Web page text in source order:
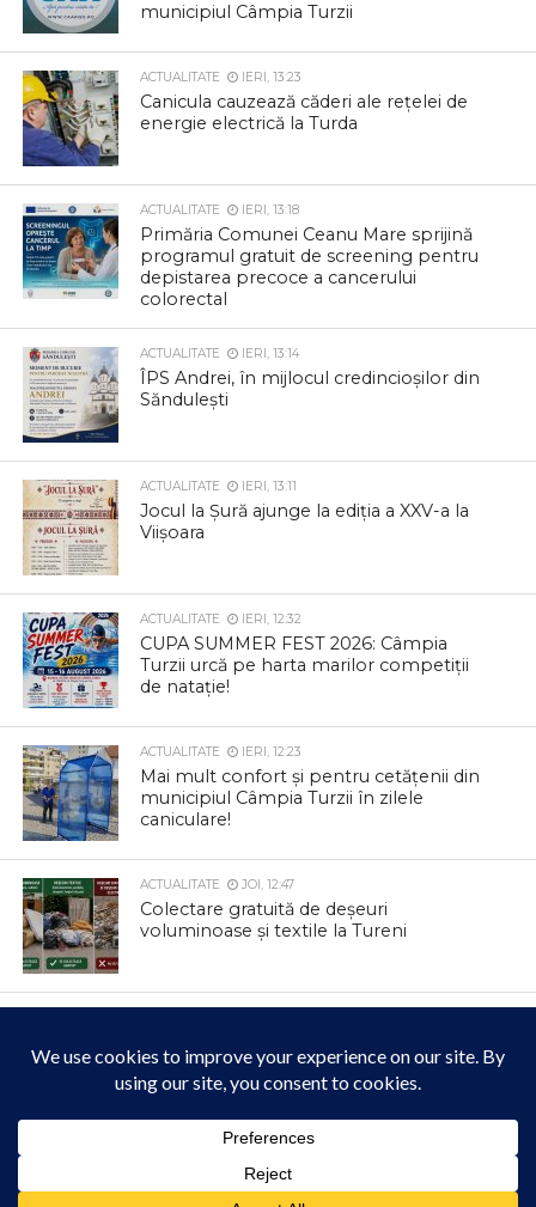
Acest site folosește cookies. Navigând în continuare, vă exprimați acordul asupra folosirii
cookie-urilor.
municipiul Câmpia Turzii
ACTUALITATE IERI, 13:23
Canicula cauzează căderi ale rețelei de
energie electrică la Turda
ACTUALITATE IERI, 13:18
Primăria Comunei Ceanu Mare sprijină
programul gratuit de screening pentru
depistarea precoce a cancerului
colorectal
ACTUALITATE IERI, 13:14
ÎPS Andrei, în mijlocul credincioșilor din
Săndulești
ACTUALITATE IERI, 13:11
Jocul la Șură ajunge la ediția a XXV-a la
Viișoara
ACTUALITATE IERI, 12:32
CUPA SUMMER FEST 2026: Câmpia
Turzii urcă pe harta marilor competiții
de natație!
ACTUALITATE IERI, 12:23
Mai mult confort și pentru cetățenii din
municipiul Câmpia Turzii în zilele
caniculare!
ACTUALITATE JOI, 12:47
Colectare gratuită de deșeuri
voluminoase și textile la Tureni
magic
Informare privind colectarea deșeurilor
din carton și hârtie